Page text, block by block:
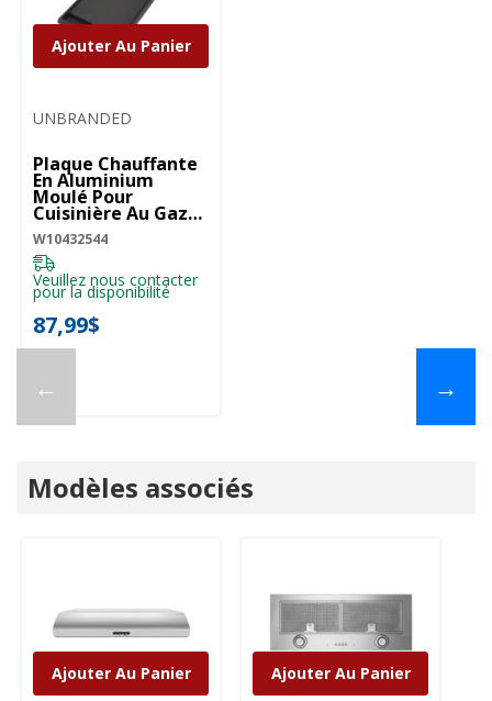
←
UNBRANDED
Plaque Chauffante
En Aluminium
Moulé Pour
Cuisinière Au Gaz
W10432544
W10432544
Veuillez nous contacter
pour la disponibilité
87,99$
Ajouter Au Panier
→
Modèles associés
Ajouter Au Panier Ajouter Au Panier